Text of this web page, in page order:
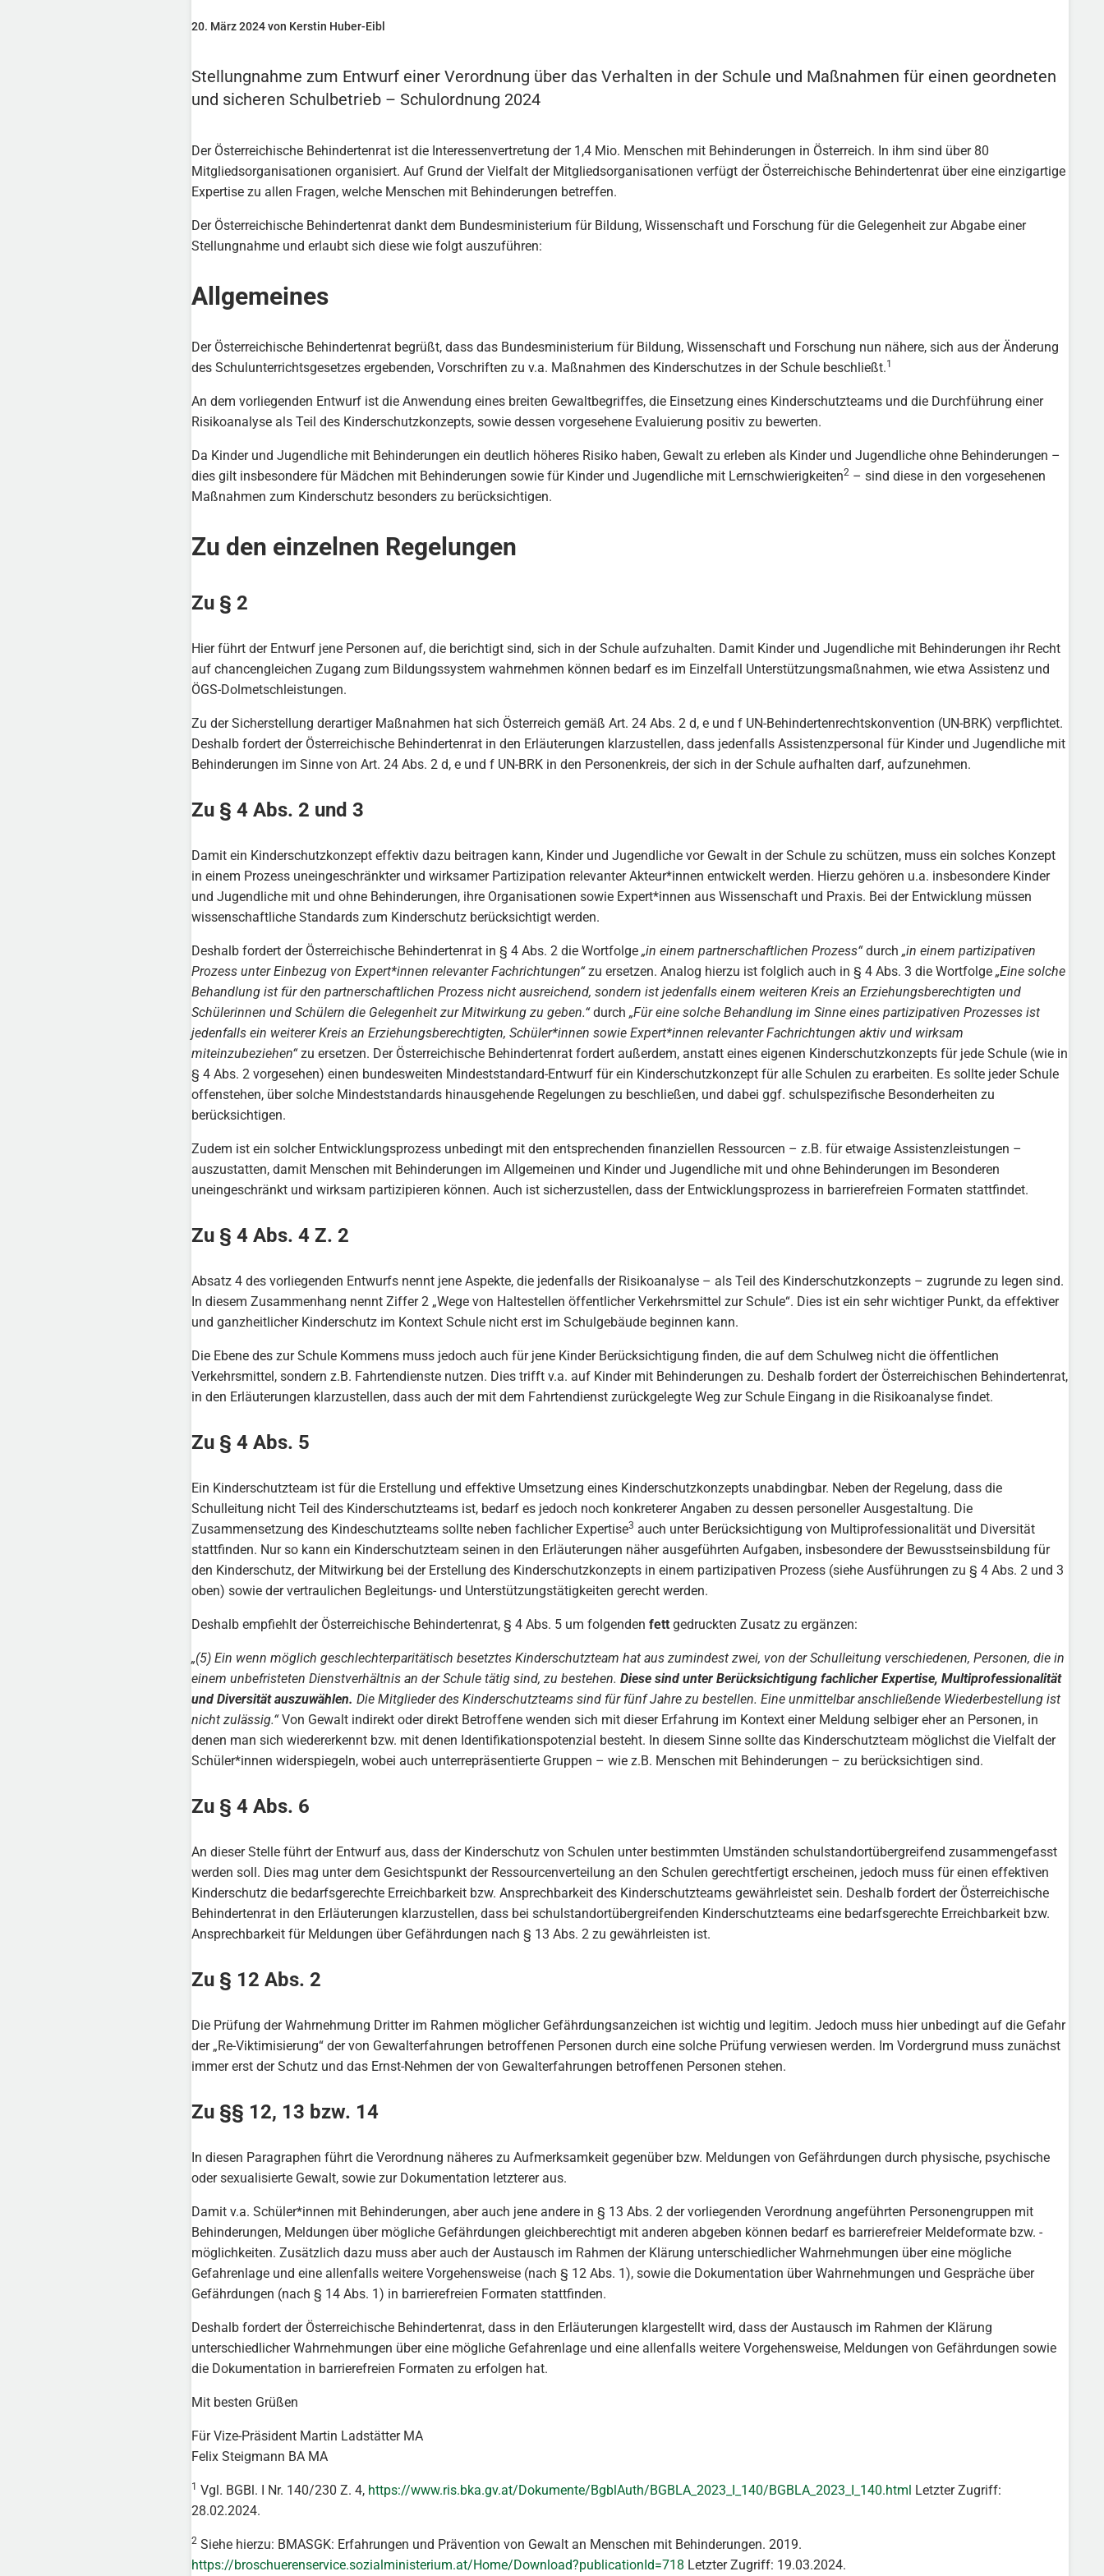
20. März 2024 von Kerstin Huber-Eibl
Stellungnahme zum Entwurf einer Verordnung über das Verhalten in der Schule und Maßnahmen für einen geordneten
und sicheren Schulbetrieb – Schulordnung 2024
Der Österreichische Behindertenrat ist die Interessenvertretung der 1,4 Mio. Menschen mit Behinderungen in Österreich. In ihm sind über 80
Mitgliedsorganisationen organisiert. Auf Grund der Vielfalt der Mitgliedsorganisationen verfügt der Österreichische Behindertenrat über eine einzigartige
Expertise zu allen Fragen, welche Menschen mit Behinderungen betreffen.
Der Österreichische Behindertenrat dankt dem Bundesministerium für Bildung, Wissenschaft und Forschung für die Gelegenheit zur Abgabe einer
Stellungnahme und erlaubt sich diese wie folgt auszuführen:
Allgemeines
Der Österreichische Behindertenrat begrüßt, dass das Bundesministerium für Bildung, Wissenschaft und Forschung nun nähere, sich aus der Änderung
des Schulunterrichtsgesetzes ergebenden, Vorschriften zu v.a. Maßnahmen des Kinderschutzes in der Schule beschließt.1
An dem vorliegenden Entwurf ist die Anwendung eines breiten Gewaltbegriffes, die Einsetzung eines Kinderschutzteams und die Durchführung einer
Risikoanalyse als Teil des Kinderschutzkonzepts, sowie dessen vorgesehene Evaluierung positiv zu bewerten.
Da Kinder und Jugendliche mit Behinderungen ein deutlich höheres Risiko haben, Gewalt zu erleben als Kinder und Jugendliche ohne Behinderungen –
dies gilt insbesondere für Mädchen mit Behinderungen sowie für Kinder und Jugendliche mit Lernschwierigkeiten2– sind diese in den vorgesehenen
Maßnahmen zum Kinderschutz besonders zu berücksichtigen.
Zu den einzelnen Regelungen
Zu § 2
Hier führt der Entwurf jene Personen auf, die berichtigt sind, sich in der Schule aufzuhalten. Damit Kinder und Jugendliche mit Behinderungen ihr Recht
auf chancengleichen Zugang zum Bildungssystem wahrnehmen können bedarf es im Einzelfall Unterstützungsmaßnahmen, wie etwa Assistenz und
ÖGS-Dolmetschleistungen.
Zu der Sicherstellung derartiger Maßnahmen hat sich Österreich gemäß Art. 24 Abs. 2 d, e und f UN-Behindertenrechtskonvention (UN-BRK) verpflichtet.
Deshalb fordert der Österreichische Behindertenrat in den Erläuterungen klarzustellen, dass jedenfalls Assistenzpersonal für Kinder und Jugendliche mit
Behinderungen im Sinne von Art. 24 Abs. 2 d, e und f UN-BRK in den Personenkreis, der sich in der Schule aufhalten darf, aufzunehmen.
Zu § 4 Abs. 2 und 3
Damit ein Kinderschutzkonzept effektiv dazu beitragen kann, Kinder und Jugendliche vor Gewalt in der Schule zu schützen, muss ein solches Konzept
in einem Prozess uneingeschränkter und wirksamer Partizipation relevanter Akteur*innen entwickelt werden. Hierzu gehören u.a. insbesondere Kinder
und Jugendliche mit und ohne Behinderungen, ihre Organisationen sowie Expert*innen aus Wissenschaft und Praxis. Bei der Entwicklung müssen
wissenschaftliche Standards zum Kinderschutz berücksichtigt werden.
Deshalb fordert der Österreichische Behindertenrat in § 4 Abs. 2 die Wortfolge „in einem partnerschaftlichen Prozess“durch „in einem partizipativen
Prozess unter Einbezug von Expert*innen relevanter Fachrichtungen“zu ersetzen. Analog hierzu ist folglich auch in § 4 Abs. 3 die Wortfolge„Eine solche
Behandlung ist für den partnerschaftlichen Prozess nicht ausreichend, sondern ist jedenfalls einem weiteren Kreis an Erziehungsberechtigten und
Schülerinnen und Schülern die Gelegenheit zur Mitwirkung zu geben.“durch „Für eine solche Behandlung im Sinne eines partizipativen Prozesses ist
jedenfalls ein weiterer Kreis an Erziehungsberechtigten, Schüler*innen sowie Expert*innen relevanter Fachrichtungen aktiv und wirksam
miteinzubeziehen“zu ersetzen. Der Österreichische Behindertenrat fordert außerdem, anstatt eines eigenen Kinderschutzkonzepts für jede Schule (wie in
§ 4 Abs. 2 vorgesehen) einen bundesweiten Mindeststandard-Entwurf für ein Kinderschutzkonzept für alle Schulen zu erarbeiten. Es sollte jeder Schule
offenstehen, über solche Mindeststandards hinausgehende Regelungen zu beschließen, und dabei ggf. schulspezifische Besonderheiten zu
berücksichtigen.
Zudem ist ein solcher Entwicklungsprozess unbedingt mit den entsprechenden finanziellen Ressourcen – z.B. für etwaige Assistenzleistungen –
auszustatten, damit Menschen mit Behinderungen im Allgemeinen und Kinder und Jugendliche mit und ohne Behinderungen im Besonderen
uneingeschränkt und wirksam partizipieren können. Auch ist sicherzustellen, dass der Entwicklungsprozess in barrierefreien Formaten stattfindet.
Zu § 4 Abs. 4 Z. 2
Absatz 4 des vorliegenden Entwurfs nennt jene Aspekte, die jedenfalls der Risikoanalyse – als Teil des Kinderschutzkonzepts – zugrunde zu legen sind.
In diesem Zusammenhang nennt Ziffer 2 „Wege von Haltestellen öffentlicher Verkehrsmittel zur Schule“. Dies ist ein sehr wichtiger Punkt, da effektiver
und ganzheitlicher Kinderschutz im Kontext Schule nicht erst im Schulgebäude beginnen kann.
Die Ebene des zur Schule Kommens muss jedoch auch für jene Kinder Berücksichtigung finden, die auf dem Schulweg nicht die öffentlichen
Verkehrsmittel, sondern z.B. Fahrtendienste nutzen. Dies trifft v.a. auf Kinder mit Behinderungen zu. Deshalb fordert der Österreichischen Behindertenrat,
in den Erläuterungen klarzustellen, dass auch der mit dem Fahrtendienst zurückgelegte Weg zur Schule Eingang in die Risikoanalyse findet.
Zu § 4 Abs. 5
Ein Kinderschutzteam ist für die Erstellung und effektive Umsetzung eines Kinderschutzkonzepts unabdingbar. Neben der Regelung, dass die
Schulleitung nicht Teil des Kinderschutzteams ist, bedarf es jedoch noch konkreterer Angaben zu dessen personeller Ausgestaltung. Die
Zusammensetzung des Kindeschutzteams sollte neben fachlicher Expertise3 auch unter Berücksichtigung von Multiprofessionalität und Diversität
stattfinden. Nur so kann ein Kinderschutzteam seinen in den Erläuterungen näher ausgeführten Aufgaben, insbesondere der Bewusstseinsbildung für
den Kinderschutz, der Mitwirkung bei der Erstellung des Kinderschutzkonzepts in einem partizipativen Prozess (siehe Ausführungen zu § 4 Abs. 2 und 3
oben) sowie der vertraulichen Begleitungs- und Unterstützungstätigkeiten gerecht werden.
Deshalb empfiehlt der Österreichische Behindertenrat, § 4 Abs. 5 um folgenden fettgedruckten Zusatz zu ergänzen:
„(5) Ein wenn möglich geschlechterparitätisch besetztes Kinderschutzteam hat aus zumindest zwei, von der Schulleitung verschiedenen, Personen, die in
einem unbefristeten Dienstverhältnis an der Schule tätig sind, zu bestehen. Diese sind unter Berücksichtigung fachlicher Expertise, Multiprofessionalität
und Diversität auszuwählen. Die Mitglieder des Kinderschutzteams sind für fünf Jahre zu bestellen. Eine unmittelbar anschließende Wiederbestellung ist
nicht zulässig.“Von Gewalt indirekt oder direkt Betroffene wenden sich mit dieser Erfahrung im Kontext einer Meldung selbiger eher an Personen, in
denen man sich wiedererkennt bzw. mit denen Identifikationspotenzial besteht. In diesem Sinne sollte das Kinderschutzteam möglichst die Vielfalt der
Schüler*innen widerspiegeln, wobei auch unterrepräsentierte Gruppen – wie z.B. Menschen mit Behinderungen – zu berücksichtigen sind.
Zu § 4 Abs. 6
An dieser Stelle führt der Entwurf aus, dass der Kinderschutz von Schulen unter bestimmten Umständen schulstandortübergreifend zusammengefasst
werden soll. Dies mag unter dem Gesichtspunkt der Ressourcenverteilung an den Schulen gerechtfertigt erscheinen, jedoch muss für einen effektiven
Kinderschutz die bedarfsgerechte Erreichbarkeit bzw. Ansprechbarkeit des Kinderschutzteams gewährleistet sein. Deshalb fordert der Österreichische
Behindertenrat in den Erläuterungen klarzustellen, dass bei schulstandortübergreifenden Kinderschutzteams eine bedarfsgerechte Erreichbarkeit bzw.
Ansprechbarkeit für Meldungen über Gefährdungen nach § 13 Abs. 2 zu gewährleisten ist.
Zu § 12 Abs. 2
Die Prüfung der Wahrnehmung Dritter im Rahmen möglicher Gefährdungsanzeichen ist wichtig und legitim. Jedoch muss hier unbedingt auf die Gefahr
der „Re-Viktimisierung“ der von Gewalterfahrungen betroffenen Personen durch eine solche Prüfung verwiesen werden. Im Vordergrund muss zunächst
immer erst der Schutz und das Ernst-Nehmen der von Gewalterfahrungen betroffenen Personen stehen.
Zu §§ 12, 13 bzw. 14
In diesen Paragraphen führt die Verordnung näheres zu Aufmerksamkeit gegenüber bzw. Meldungen von Gefährdungen durch physische, psychische
oder sexualisierte Gewalt, sowie zur Dokumentation letzterer aus.
Damit v.a. Schüler*innen mit Behinderungen, aber auch jene andere in § 13 Abs. 2 der vorliegenden Verordnung angeführten Personengruppen mit
Behinderungen, Meldungen über mögliche Gefährdungen gleichberechtigt mit anderen abgeben können bedarf es barrierefreier Meldeformate bzw. -
möglichkeiten. Zusätzlich dazu muss aber auch der Austausch im Rahmen der Klärung unterschiedlicher Wahrnehmungen über eine mögliche
Gefahrenlage und eine allenfalls weitere Vorgehensweise (nach § 12 Abs. 1), sowie die Dokumentation über Wahrnehmungen und Gespräche über
Gefährdungen (nach § 14 Abs. 1) in barrierefreien Formaten stattfinden.
Deshalb fordert der Österreichische Behindertenrat, dass in den Erläuterungen klargestellt wird, dass der Austausch im Rahmen der Klärung
unterschiedlicher Wahrnehmungen über eine mögliche Gefahrenlage und eine allenfalls weitere Vorgehensweise, Meldungen von Gefährdungen sowie
die Dokumentation in barrierefreien Formaten zu erfolgen hat.
Mit besten Grüßen
Für Vize-Präsident Martin Ladstätter MA
Felix Steigmann BA MA
1 Vgl. BGBl. I Nr. 140/230 Z. 4, https://www.ris.bka.gv.at/Dokumente/BgblAuth/BGBLA_2023_I_140/BGBLA_2023_I_140.html Letzter Zugriff:
28.02.2024.
2Siehe hierzu: BMASGK: Erfahrungen und Prävention von Gewalt an Menschen mit Behinderungen. 2019.
https://broschuerenservice.sozialministerium.at/Home/Download?publicationId=718Letzter Zugriff: 19.03.2024.